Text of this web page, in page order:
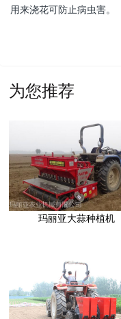
用来浇花可防止病虫害。
为您推荐
玛丽亚大蒜种植机